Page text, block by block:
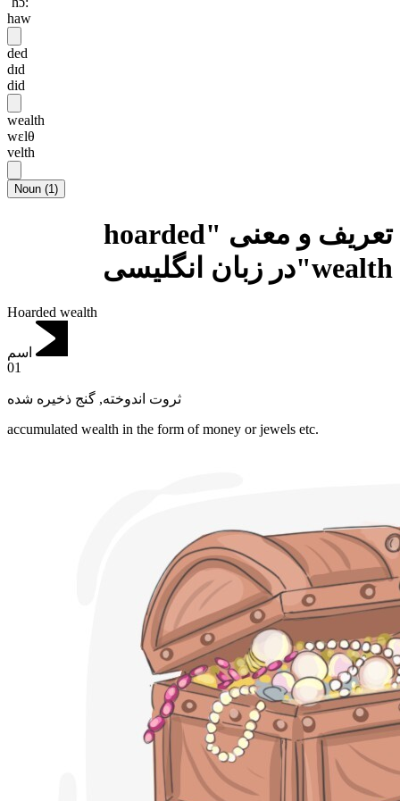
haw
ded
dɪd
did
wealth
wɛlθ
velth
Noun (1)
تعریف و معنی "hoarded
wealth"در زبان انگلیسی
Hoarded wealth
اسم
01
ثروت اندوخته, گنج ذخیره شده
accumulated wealth in the form of money or jewels etc.